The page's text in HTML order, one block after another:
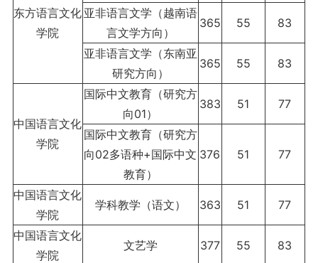
东方语言文化
学院
亚非语言文学（越南语
言文学方向）
365 55 83
亚非语言文学（东南亚
研究方向）
365 55 83
中国语言文化
学院
国际中文教育（研究方
向01）
383 51 77
国际中文教育（研究方
向02多语种+国际中文
教育）
376 51 77
中国语言文化
学院
学科教学（语文） 363 51 77
中国语言文化
学院
文艺学 377 55 83